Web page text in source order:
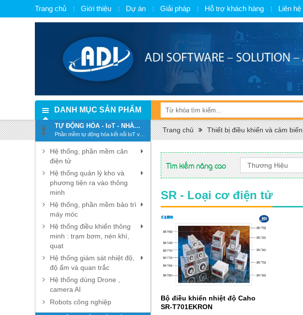
Trang chủ Giới thiệu Dự án Giải pháp Hỗ trợ khách hàng Liên hệ
DANH MỤC SẢN PHẨM
TỰ ĐỘNG HÓA - IoT - NHÀ
MÁY THÔNG MINH - SMART
FACTORY
Phần mềm tự động hóa kết nối IoT và
chuyển đổi số, số hóa
Hệ thống, phần mềm cân
điện tử
Hệ thống quản lý kho và
phương tiện ra vào thông
minh
Hệ thống, phần mềm bảo trì
máy móc
Hệ thống điều khiển thông
minh : trạm bơm, nén khí,
quạt
Hệ thống giám sát nhiệt độ,
độ ẩm và quan trắc
Hệ thống dùng Drone ,
camera AI
Robots công nghiệp
Trang chủ Thiết bị điều khiển và cảm biến
Tìm kiếm nâng cao
SR - Loại cơ điện tử
Bộ điều khiển nhiệt độ Caho
SR-T701EKRON